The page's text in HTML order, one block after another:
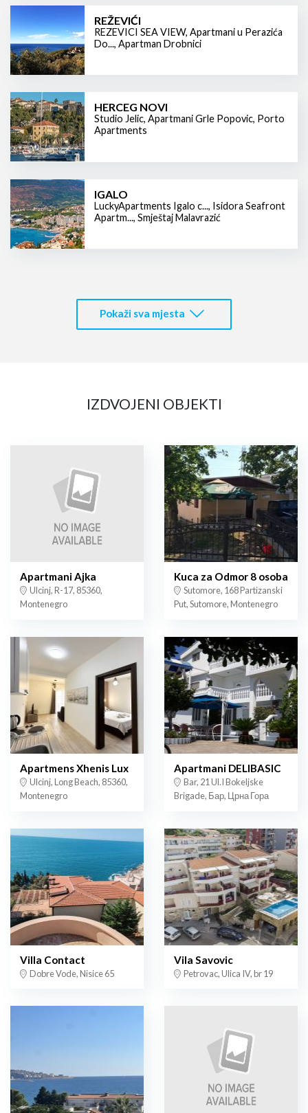
REŽEVIĆI
REZEVICI SEA VIEW, Apartmani u Perazića
Do..., Apartman Drobnici
HERCEG NOVI
Studio Jelic, Apartmani Grle Popovic, Porto
Apartments
IGALO
LuckyApartments Igalo c..., Isidora Seafront
Apartm..., Smještaj Malavrazić
Pokaži sva mjesta
IZDVOJENI OBJEKTI
Apartmani Ajka
Ulcinj, R-17, 85360,
Montenegro
Kuca za Odmor 8 osoba
Sutomore, 168 Partizanski
Put, Sutomore, Montenegro
Apartmens Xhenis Lux
Ulcinj, Long Beach, 85360,
Montenegro
Apartmani DELIBASIC
Bar, 21 Ul.I Bokeljske
Brigade, Бар, Црна Гора
Villa Contact
Dobre Vode, Nisice 65
Vila Savovic
Petrovac, Ulica IV, br 19